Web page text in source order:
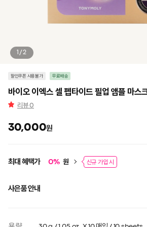
1/2
할인쿠폰 사용불가 무료배송
바이오 이엑스 셀 펩타이드 필업 앰플 마스
리뷰0
30,000원
최대 혜택가 0% 원 신규 가입 시
사은품 안내
용량